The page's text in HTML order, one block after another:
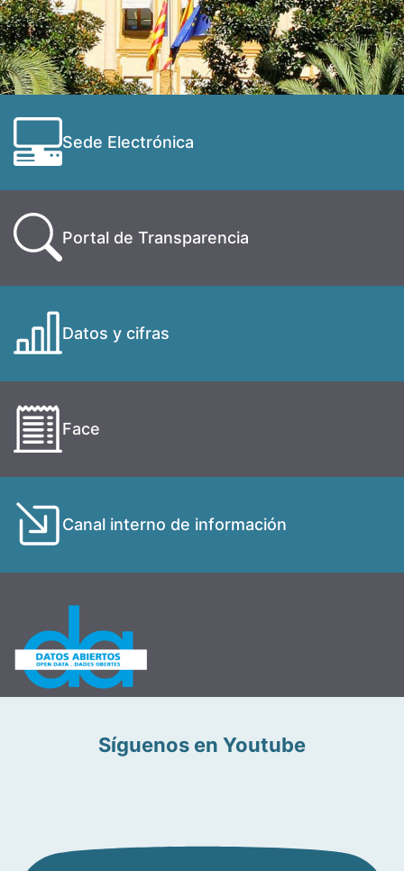
Sede Electrónica
Portal de Transparencia
Datos y cifras
Face
Canal interno de información
Síguenos en Youtube